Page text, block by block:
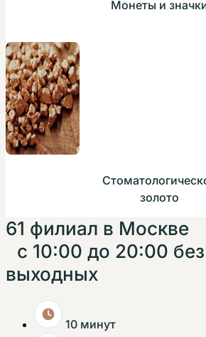
Монеты и
золото
61 филиал в Москве
с 10:00 до 20:00
выходных
10 минут